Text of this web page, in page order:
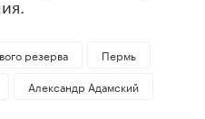
резерва
Пермь
Александр Адамский